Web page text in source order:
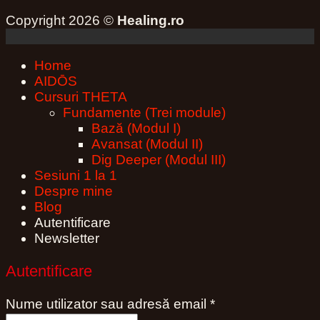
Copyright 2026 © Healing.ro
Home
AIDŌS
Cursuri THETA
Fundamente (Trei module)
Bază (Modul I)
Avansat (Modul II)
Dig Deeper (Modul III)
Sesiuni 1 la 1
Despre mine
Blog
Autentificare
Newsletter
Autentificare
Nume utilizator sau adresă email *Obligatoriu